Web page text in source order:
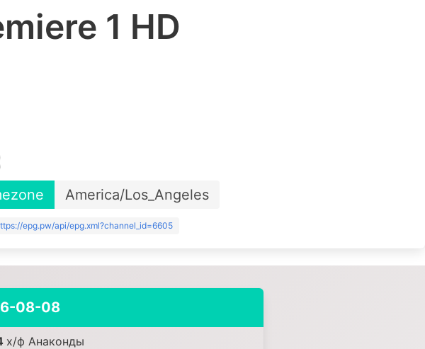
1 HD
America/Los_Angeles
epg.pw/api/epg.xml?channel_id=6605
08-08
х/ф Анаконды